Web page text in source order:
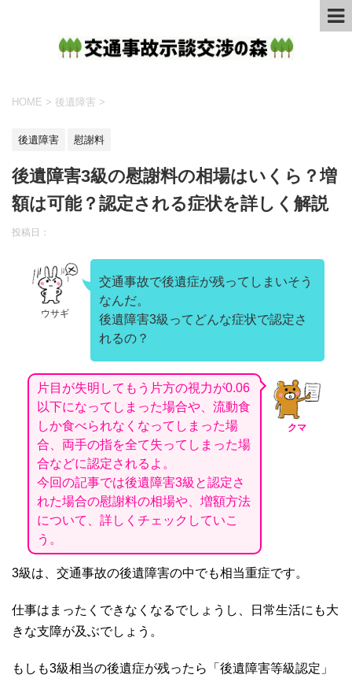
HOME > 後遺障害 >
後遺障害 慰謝料
後遺障害3級の慰謝料の相場はいくら？増
額は可能？認定される症状を詳しく解説
投稿日：
ウサギ
交通事故で後遺症が残ってしまいそう
なんだ。
後遺障害3級ってどんな症状で認定さ
れるの？
クマ
片目が失明してもう片方の視力が0.06
以下になってしまった場合や、流動食
しか食べられなくなってしまった場
合、両手の指を全て失ってしまった場
合などに認定されるよ。
今回の記事では後遺障害3級と認定さ
れた場合の慰謝料の相場や、増額方法
について、詳しくチェックしていこ
う。
3級は、交通事故の後遺障害の中でも相当重症です。
仕事はまったくできなくなるでしょうし、日常生活にも大
きな支障が及ぶでしょう。
もしも3級相当の後遺症が残ったら「後遺障害等級認定」